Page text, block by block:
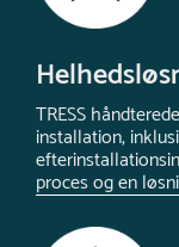
TRESS
installation,
proces og en